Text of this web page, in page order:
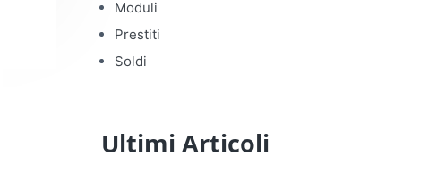
Moduli
Prestiti
Soldi
Ultimi Articoli